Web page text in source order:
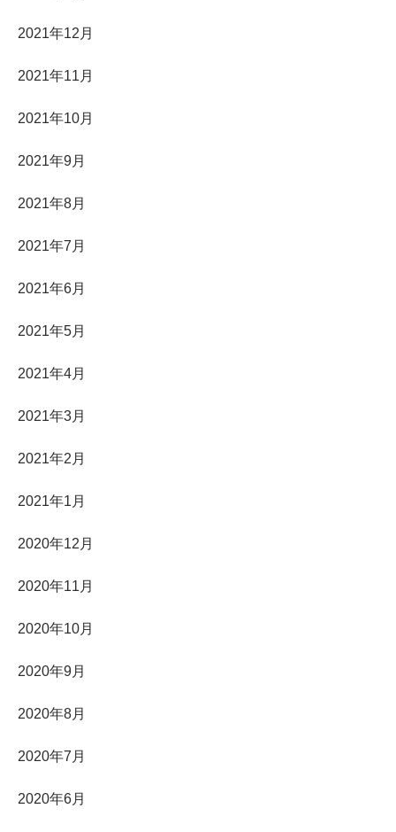
2021年12月
2021年11月
2021年10月
2021年9月
2021年8月
2021年7月
2021年6月
2021年5月
2021年4月
2021年3月
2021年2月
2021年1月
2020年12月
2020年11月
2020年10月
2020年9月
2020年8月
2020年7月
2020年6月